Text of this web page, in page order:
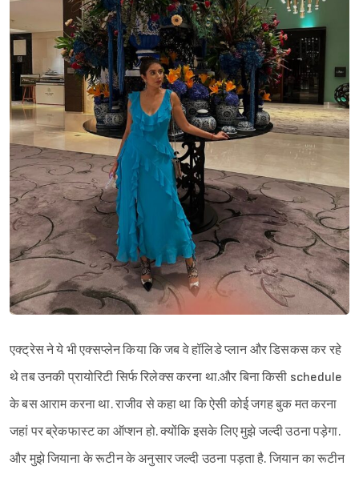
एक्ट्रेस ने ये भी एक्सप्लेन किया कि जब वे हॉलिडे प्लान और डिसकस कर रहे
थे तब उनकी प्रायोरिटी सिर्फ रिलेक्स करना था.और बिना किसी schedule
के बस आराम करना था. राजीव से कहा था कि ऐसी कोई जगह बुक मत करना
जहां पर ब्रेकफास्ट का ऑप्शन हो. क्योंकि इसके लिए मुझे जल्दी उठना पड़ेगा.
और मुझे जियाना के रूटीन के अनुसार जल्दी उठना पड़ता है. जियान का रूटीन